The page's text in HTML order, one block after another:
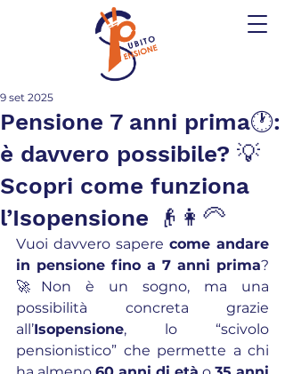
Pensione 7 anni prima🕐:
è davvero possibile? 💡
Scopri come funziona
l’Isopensione 👴👩‍🦳
9 set 2025
Vuoi davvero sapere come andare
in pensione fino a 7 anni prima?
🚀Non è un sogno, ma una
possibilità concreta grazie
all’Isopensione, lo “scivolo
pensionistico” che permette a chi